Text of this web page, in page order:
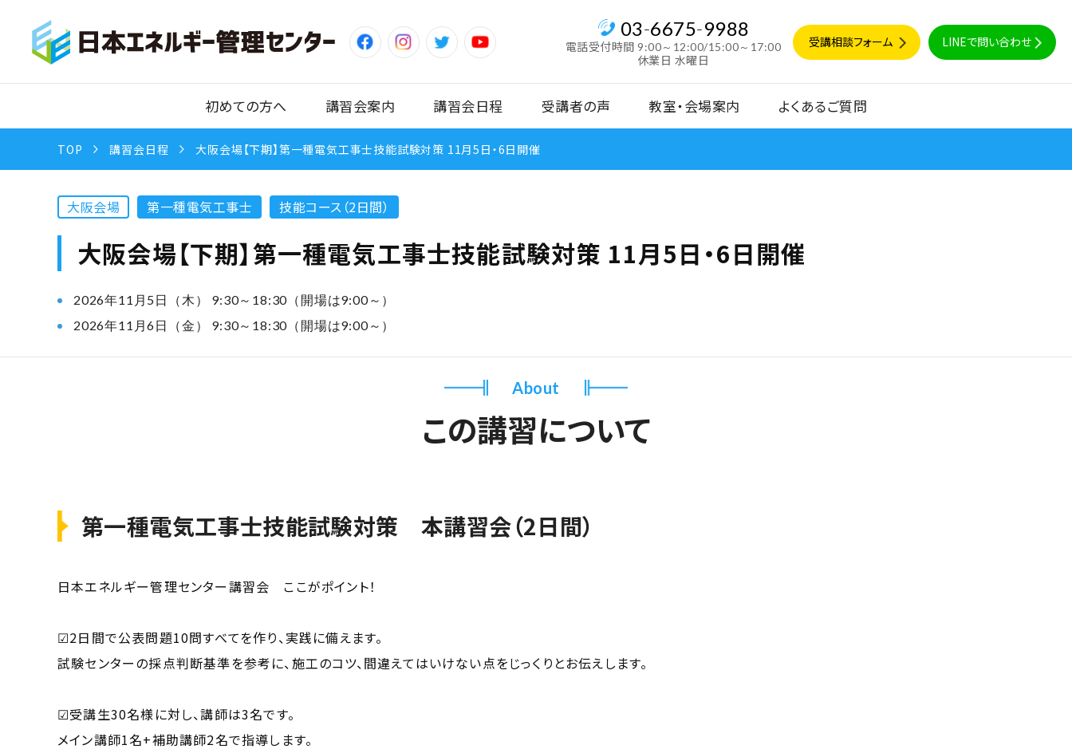
03-6675-9988
電話受付時間 9:00～12:00/15:00～17:00
休業日 水曜日
受講相談フォーム LINEで問い合わせ
初めての方へ 講習会案内 講習会日程 受講者の声 教室・会場案内 よくあるご質問
TOP 講習会日程 大阪会場【下期】第一種電気工事士技能試験対策 11月5日・6日開催
大阪会場 第一種電気工事士 技能コース（2日間）
大阪会場【下期】第一種電気工事士技能試験対策 11月5日・6日開催
2026年11月5日（木） 9:30～18:30（開場は9:00～）
2026年11月6日（金） 9:30～18:30（開場は9:00～）
About
この講習について
第一種電気工事士技能試験対策 本講習会（2日間）
日本エネルギー管理センター講習会 ここがポイント！
☑2日間で公表問題10問すべてを作り、実践に備えます。
試験センターの採点判断基準を参考に、施工のコツ、間違えてはいけない点をじっくりとお伝えします。
☑受講生30名様に対し、講師は3名です。
メイン講師1名+補助講師2名で指導します。